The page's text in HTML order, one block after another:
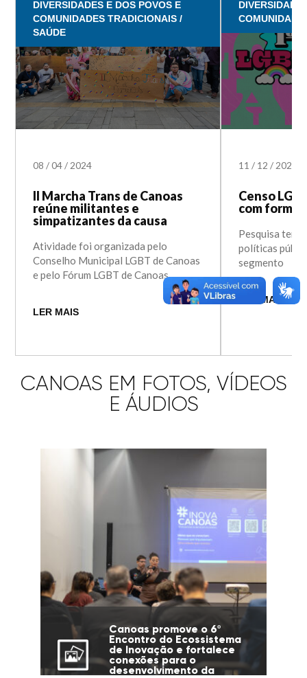
DIVERSIDADES E DOS POVOS E
COMUNIDADES TRADICIONAIS /
SAÚDE
08/04/ 2024
II Marcha Trans de Canoas
reúne militantes e
simpatizantes da causa
Atividade foi organizada pelo
Conselho Municipal LGBT de Canoas
e pelo Fórum LGBT de Canoas
LER MAIS
11/ 12/ 2023
Censo
com
Pesquisa tem
políticas
segmento
LER MAIS
CANOAS EM FOTOS, VÍDEOS
E ÁUDIOS
Canoas promove o 6º
Encontro do Ecossistema
de Inovação e fortalece
conexões para o
desenvolvimento da